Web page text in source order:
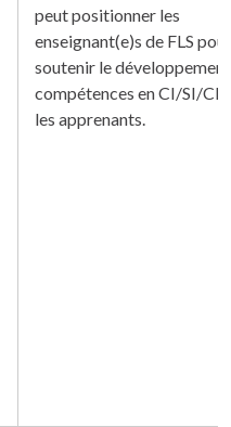
peut positionner les
enseignant(e)s de FLS pour
soutenir le
compétences en CI/SI/CI
les apprenants.